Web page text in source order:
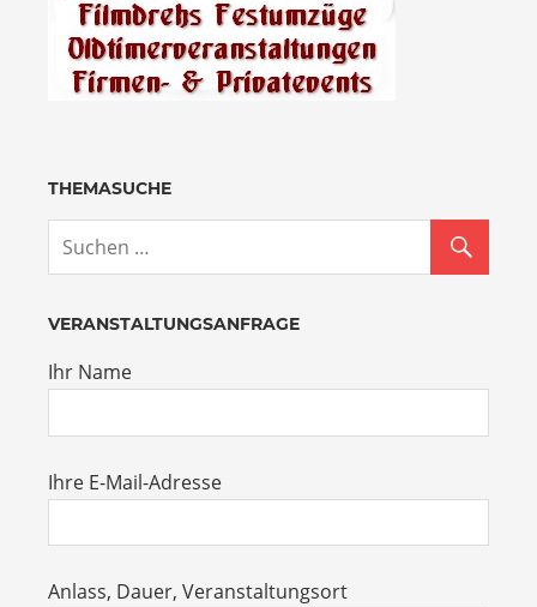
THEMASUCHE
VERANSTALTUNGSANFRAGE
Ihr Name
Ihre E-Mail-Adresse
Anlass, Dauer, Veranstaltungsort